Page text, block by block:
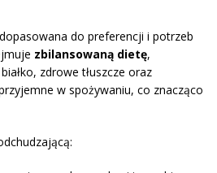
do preferencji i potrzeb
zbilansowaną dietę,
zdrowe tłuszcze oraz
w spożywaniu, co znacząco